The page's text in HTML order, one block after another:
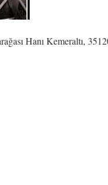
Hanı Kemeraltı,